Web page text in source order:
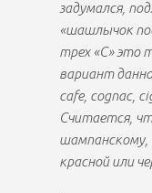
задумался,
«шашлычок
трех «С» это
вариант
cafe, cognac,
Считается,
шампанскому,
красной или